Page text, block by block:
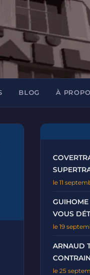
BLOG À
le 11
VOUS
le 19
ARNAUD
le 25